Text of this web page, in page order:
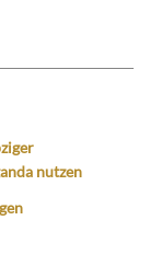
nutzen